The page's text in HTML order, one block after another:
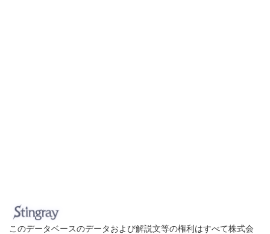
このデータベースのデータおよび解説文等の権利はすべて株式会